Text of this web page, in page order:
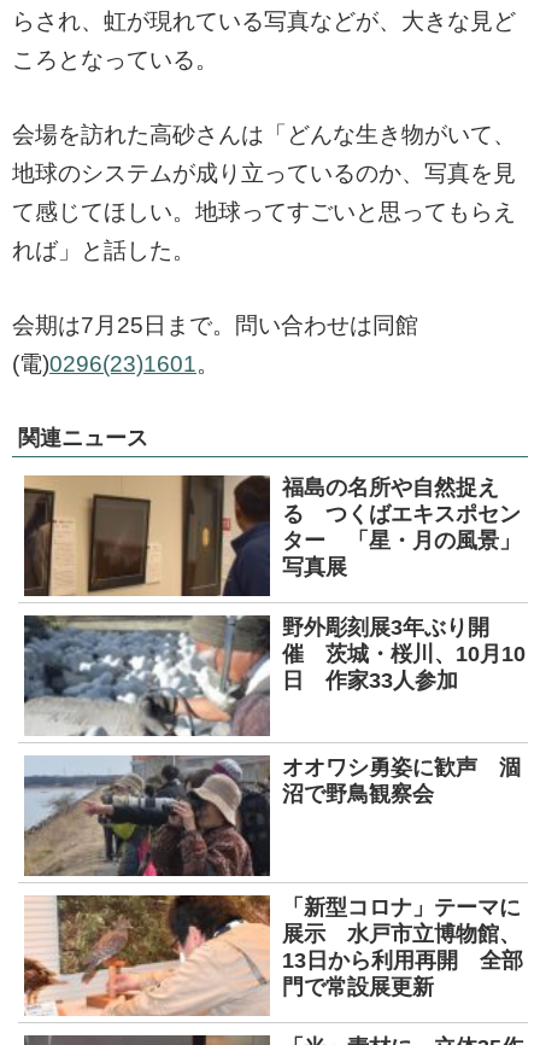
らされ、虹が現れている写真などが、大きな見ど
ころとなっている。
会場を訪れた高砂さんは「どんな生き物がいて、
地球のシステムが成り立っているのか、写真を見
て感じてほしい。地球ってすごいと思ってもらえ
れば」と話した。
会期は7月25日まで。問い合わせは同館
(電)0296(23)1601。
関連ニュース
福島の名所や自然捉え
る つくばエキスポセン
ター 「星・月の風景」
写真展
野外彫刻展3年ぶり開
催 茨城・桜川、10月10
日 作家33人参加
オオワシ勇姿に歓声 涸
沼で野鳥観察会
「新型コロナ」テーマに
展示 水戸市立博物館、
13日から利用再開 全部
門で常設展更新